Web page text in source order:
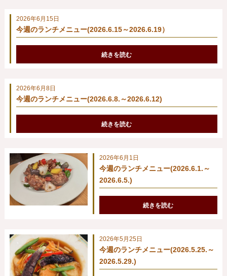
2026年6月15日
今週のランチメニュー(2026.6.15～2026.6.19）
続きを読む
2026年6月8日
今週のランチメニュー(2026.6.8.～2026.6.12)
続きを読む
2026年6月1日
今週のランチメニュー(2026.6.1.～
2026.6.5.)
続きを読む
2026年5月25日
今週のランチメニュー(2026.5.25.～
2026.5.29.)